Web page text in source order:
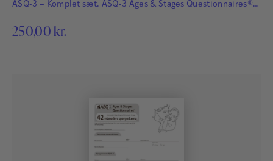
ASQ-3 – Komplet sæt. ASQ-3 Ages & Stages Questionnaires®
hos småbørn. Det har afgørende betydning for børns fremtid,
250,00 kr.